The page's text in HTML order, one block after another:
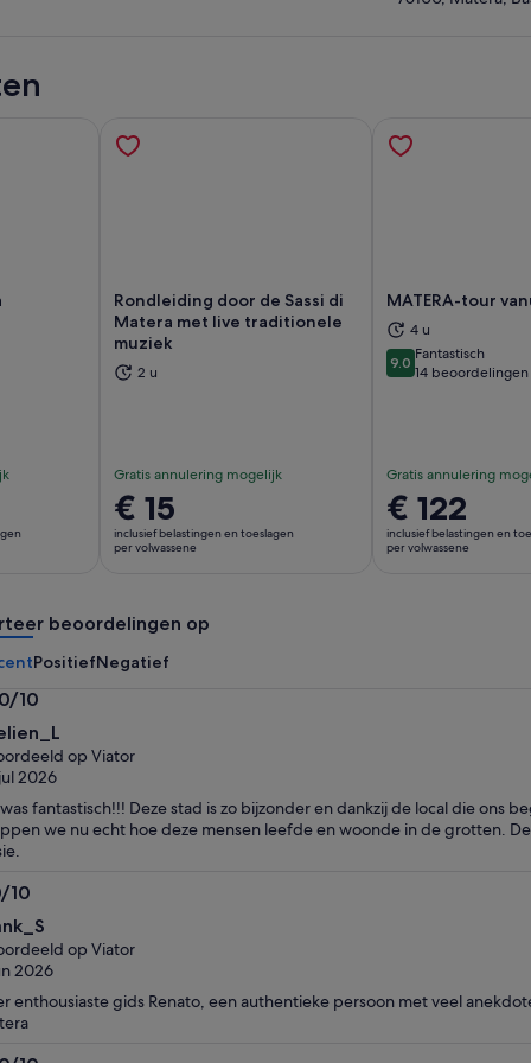
een nieuwe tab
Rondleiding door de Sassi di
Matera met live traditionele
muziek
2 u
Gratis annulering mogelijk
De
prijs
is
volwassene
€ 15
inclusief belastingen en toeslagen
per volwassene
Opent een nieuwe tab
MATERA-tour
4 u
9.09.0 van 10
Fantastisch
14 beoordelingen
Gratis annulering
De
prijs
is
€ 122
inclusief belastingen en
per volwassene
beoordelingen op
PositiefNegatief
10
op Viator
2026
fantastisch!!! Deze stad is zo bijzonder en dankzij de local die ons
we nu echt hoe deze mensen leefde en woonde in de grotten.
10
op Viator
2026
enthousiaste gids Renato, een authentieke persoon met veel